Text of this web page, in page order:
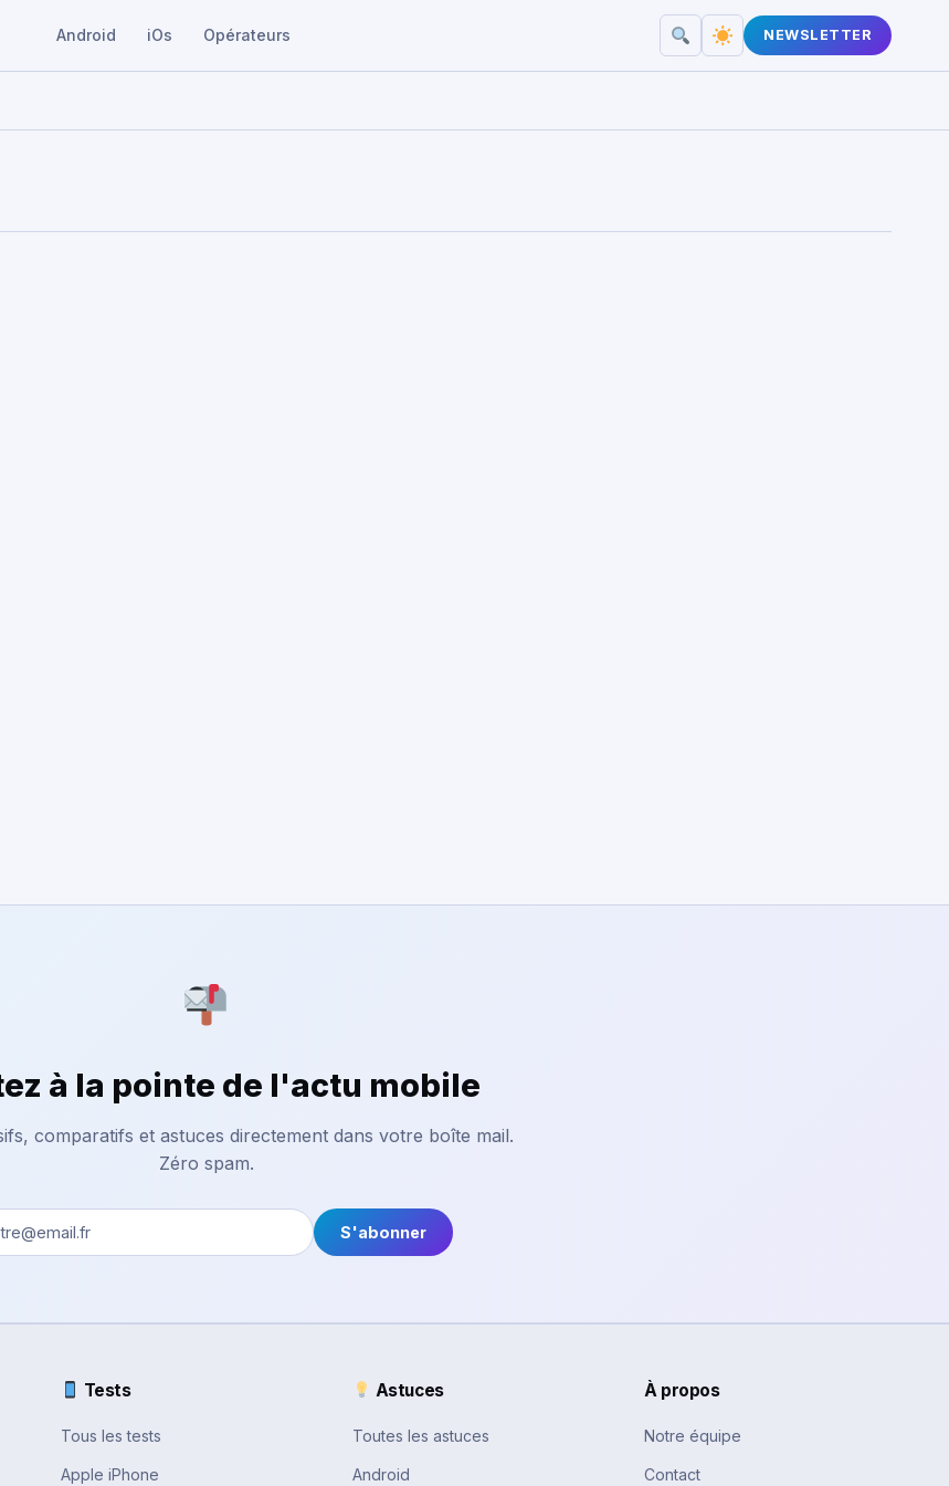
Android iOs Opérateurs NEWSLETTER
à la pointe de l'actu mobile
comparatifs et astuces directement dans votre boîte mail.
Zéro spam.
S'abonner
Tests
Tous les tests
Apple iPhone
Astuces
Toutes les astuces
Android
À propos
Notre équipe
Contact